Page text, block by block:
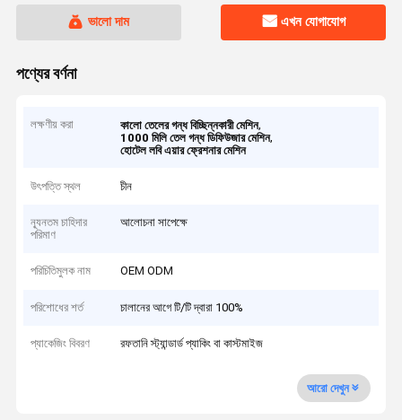
ভালো দাম এখন যোগাযোগ
পণ্যের বর্ণনা
লক্ষণীয় করা কালো তেলের গন্ধ বিচ্ছিন্নকারী মেশিন,
1000 মিলি তেল গন্ধ ডিফিউজার মেশিন,
হোটেল লবি এয়ার ফ্রেশনার মেশিন
উৎপত্তি স্থল চীন
ন্যূনতম চাহিদার
পরিমাণ
আলোচনা সাপেক্ষে
পরিচিতিমুলক নাম OEM ODM
পরিশোধের শর্ত চালানের আগে টি/টি দ্বারা 100%
প্যাকেজিং বিবরণ রফতানি স্ট্যান্ডার্ড প্যাকিং বা কাস্টমাইজ
আরো দেখুন